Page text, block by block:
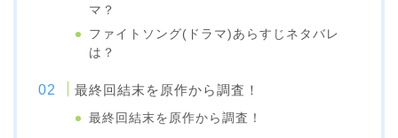
マ？
ファイトソング(ドラマ)あらすじネタバレ
は？
最終回結末を原作から調査！
最終回結末を原作から調査！